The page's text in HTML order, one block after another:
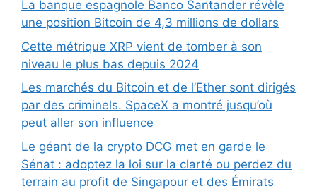
La banque espagnole Banco Santander révèle
une position Bitcoin de 4,3 millions de dollars
Cette métrique XRP vient de tomber à son
niveau le plus bas depuis 2024
Les marchés du Bitcoin et de l’Ether sont dirigés
par des criminels. SpaceX a montré jusqu’où
peut aller son influence
Le géant de la crypto DCG met en garde le
Sénat : adoptez la loi sur la clarté ou perdez du
terrain au profit de Singapour et des Émirats